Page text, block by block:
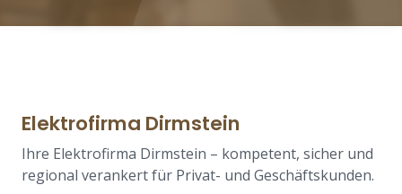
Elektrofirma Dirmstein
Ihre Elektrofirma Dirmstein – kompetent, sicher und
regional verankert für Privat- und Geschäftskunden.